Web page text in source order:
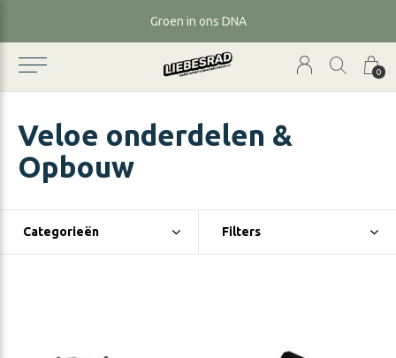
0
Groen in ons DNA
Veloe onderdelen &
Opbouw
Categorieën Filters